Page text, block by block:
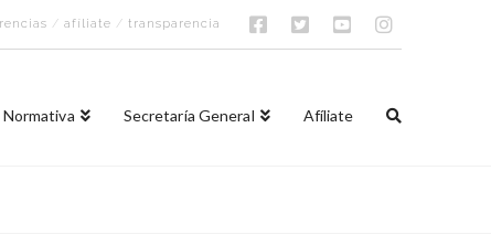
/afíliate /transparencia
Normativa Secretaría General Afíliate